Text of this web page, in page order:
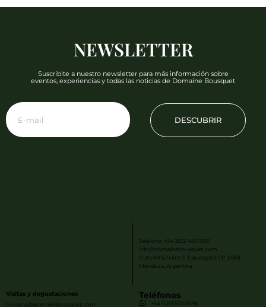
NEWSLETTER
Suscribite a nuestro newsletter para más información sobre
eventos, experiencias y todas las noticias de Domaine Bousquet
DESCUBRIR
Teléfono: +54 2622 480 000
info@domainebousquet.com
Ruta 89 S/N km 7, Tupungato CP (5561)
Mendoza, Argentina
Visitas y degustaciones
turismo@domainebousquet.com
Teléfonos
+54 9 261 532 0896